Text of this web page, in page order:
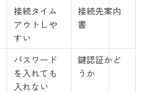
接続タイム
アウトしや
すい
接続先案内
書
パスワード
を入れても
入れない
鍵認証かど
うか